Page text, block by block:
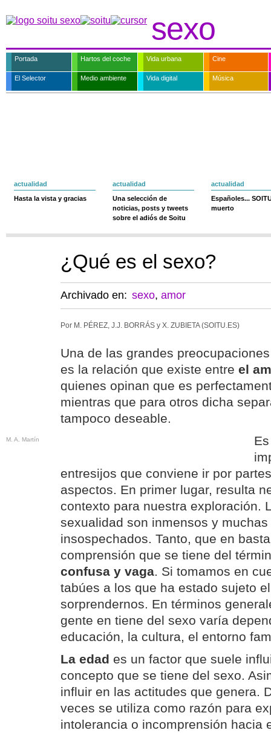
sexo
Portada Hartos del coche Vida urbana Cine
El Selector Medio ambiente Vida digital Música
actualidad
Hasta la vista y gracias
actualidad
Una selección de
noticias, posts y tweets
sobre el adiós de Soitu
actualidad
Españoles...
muerto
¿Qué es el sexo?
Archivado en: sexo, amor
Por M. PÉREZ, J.J. BORRÁS y X. ZUBIETA (SOITU.ES)
Una de las grandes
es la relación que existe entre el
quienes opinan que es
mientras que para otros dicha
tampoco deseable.
M. A. Martín
entresijos que conviene ir por
aspectos. En primer lugar, resulta
contexto para nuestra exploración.
sexualidad son inmensos y
insospechados. Tanto, que en
comprensión que se tiene del
confusa y vaga. Si tomamos en
tabúes a los que ha estado sujeto
sorprendernos. En términos
gente en tiene del sexo varía
educación, la cultura, el entorno
La edad es un factor que suele
concepto que se tiene del sexo.
influir en las actitudes que genera.
veces se utiliza como razón para
intolerancia o incomprensión hacia